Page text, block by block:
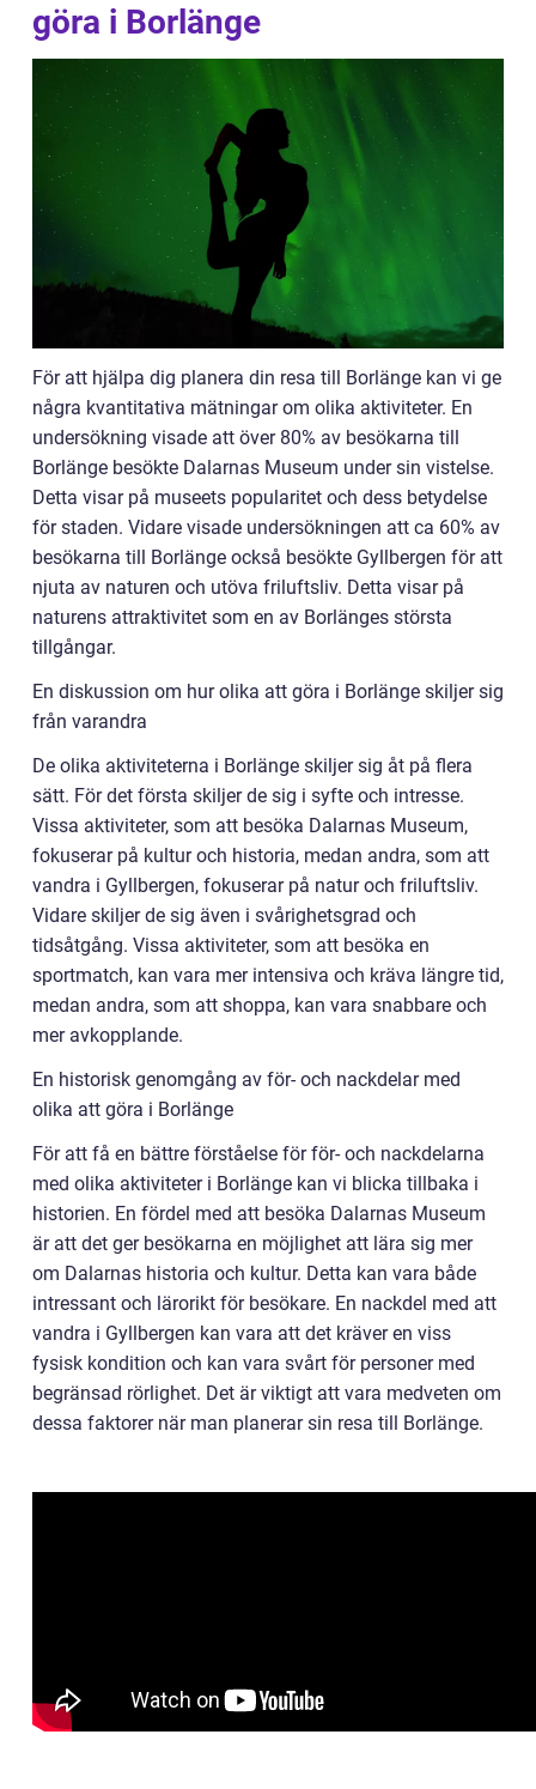
göra i Borlänge
För att hjälpa dig planera din resa till Borlänge kan vi ge
några kvantitativa mätningar om olika aktiviteter. En
undersökning visade att över 80% av besökarna till
Borlänge besökte Dalarnas Museum under sin vistelse.
Detta visar på museets popularitet och dess betydelse
för staden. Vidare visade undersökningen att ca 60% av
besökarna till Borlänge också besökte Gyllbergen för att
njuta av naturen och utöva friluftsliv. Detta visar på
naturens attraktivitet som en av Borlänges största
tillgångar.
En diskussion om hur olika att göra i Borlänge skiljer sig
från varandra
De olika aktiviteterna i Borlänge skiljer sig åt på flera
sätt. För det första skiljer de sig i syfte och intresse.
Vissa aktiviteter, som att besöka Dalarnas Museum,
fokuserar på kultur och historia, medan andra, som att
vandra i Gyllbergen, fokuserar på natur och friluftsliv.
Vidare skiljer de sig även i svårighetsgrad och
tidsåtgång. Vissa aktiviteter, som att besöka en
sportmatch, kan vara mer intensiva och kräva längre tid,
medan andra, som att shoppa, kan vara snabbare och
mer avkopplande.
En historisk genomgång av för- och nackdelar med
olika att göra i Borlänge
För att få en bättre förståelse för för- och nackdelarna
med olika aktiviteter i Borlänge kan vi blicka tillbaka i
historien. En fördel med att besöka Dalarnas Museum
är att det ger besökarna en möjlighet att lära sig mer
om Dalarnas historia och kultur. Detta kan vara både
intressant och lärorikt för besökare. En nackdel med att
vandra i Gyllbergen kan vara att det kräver en viss
fysisk kondition och kan vara svårt för personer med
begränsad rörlighet. Det är viktigt att vara medveten om
dessa faktorer när man planerar sin resa till Borlänge.